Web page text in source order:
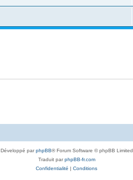
Développé parphpBB® Forum Software © phpBB Limited
Traduit parphpBB-fr.com
Confidentialité | Conditions